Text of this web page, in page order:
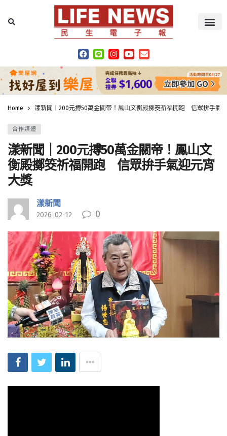
Home 漾新聞｜200元搏50萬金關帝！鳳山文衡殿擲筊祈福開跑 信眾拚手氣
合作媒體
漾新聞｜200元搏50萬金關帝！鳳山文
衡殿擲筊祈福開跑 信眾拚手氣迎元宵
大獎
漾新聞
2026-02-12 0